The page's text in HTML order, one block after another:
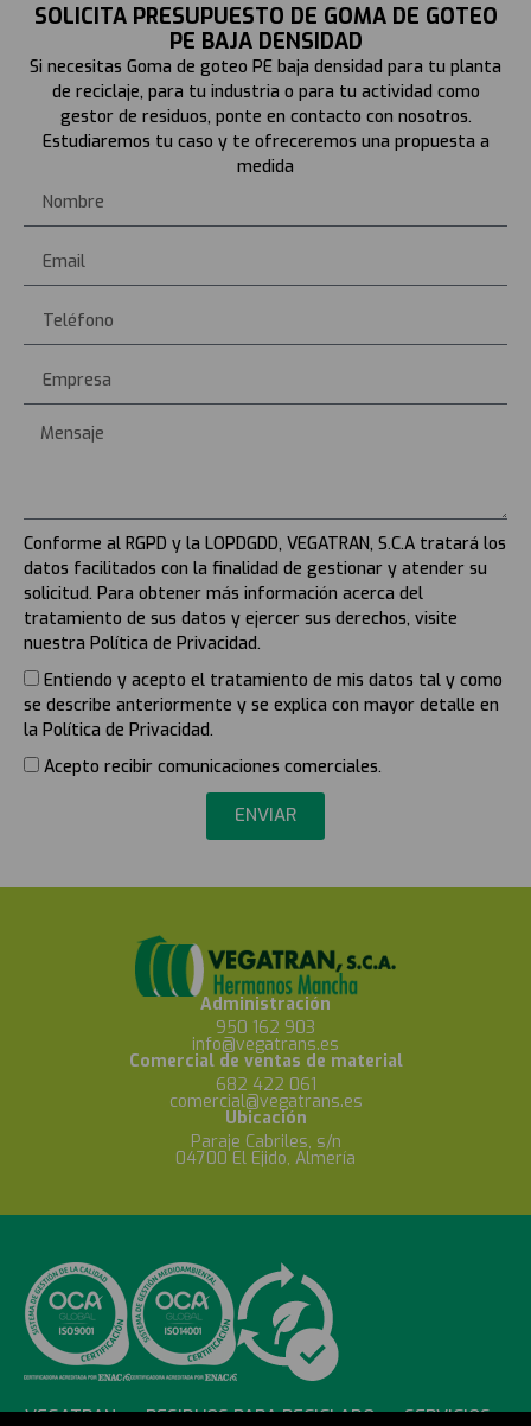
SOLICITA PRESUPUESTO DE GOMA DE GOTEO
PE BAJA DENSIDAD
Si necesitas Goma de goteo PE baja densidad para tu planta
de reciclaje, para tu industria o para tu actividad como
gestor de residuos, ponte en contacto con nosotros.
Estudiaremos tu caso y te ofreceremos una propuesta a
medida
Conforme al RGPD y la LOPDGDD, VEGATRAN, S.C.A tratará los
datos facilitados con la finalidad de gestionar y atender su
solicitud. Para obtener más información acerca del
tratamiento de sus datos y ejercer sus derechos, visite
nuestra Política de Privacidad.
Entiendo y acepto el tratamiento de mis datos tal y como
se describe anteriormente y se explica con mayor detalle en
la Política de Privacidad.
Acepto recibir comunicaciones comerciales.
ENVIAR
Administración
950 162 903
info@vegatrans.es
Comercial de ventas de material
682 422 061
comercial@vegatrans.es
Ubicación
Paraje Cabriles, s/n
04700 El Ejido, Almería
VEGATRAN RESIDUOS PARA RECICLADO SERVICIOS